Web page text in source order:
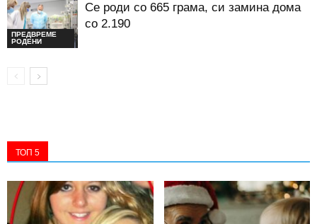
ПРЕДВРЕМЕ
РОДЕНИ
Се роди со 665 грама, си замина дома
со 2.190
ТОП 5